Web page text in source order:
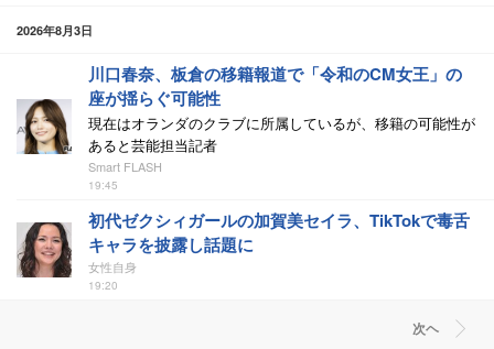
2026年8月3日
川口春奈、板倉の移籍報道で「令和のCM女王」の
座が揺らぐ可能性
現在はオランダのクラブに所属しているが、移籍の可能性が
あると芸能担当記者
Smart FLASH
19:45
初代ゼクシィガールの加賀美セイラ、TikTokで毒舌
キャラを披露し話題に
女性自身
19:20
次ヘ